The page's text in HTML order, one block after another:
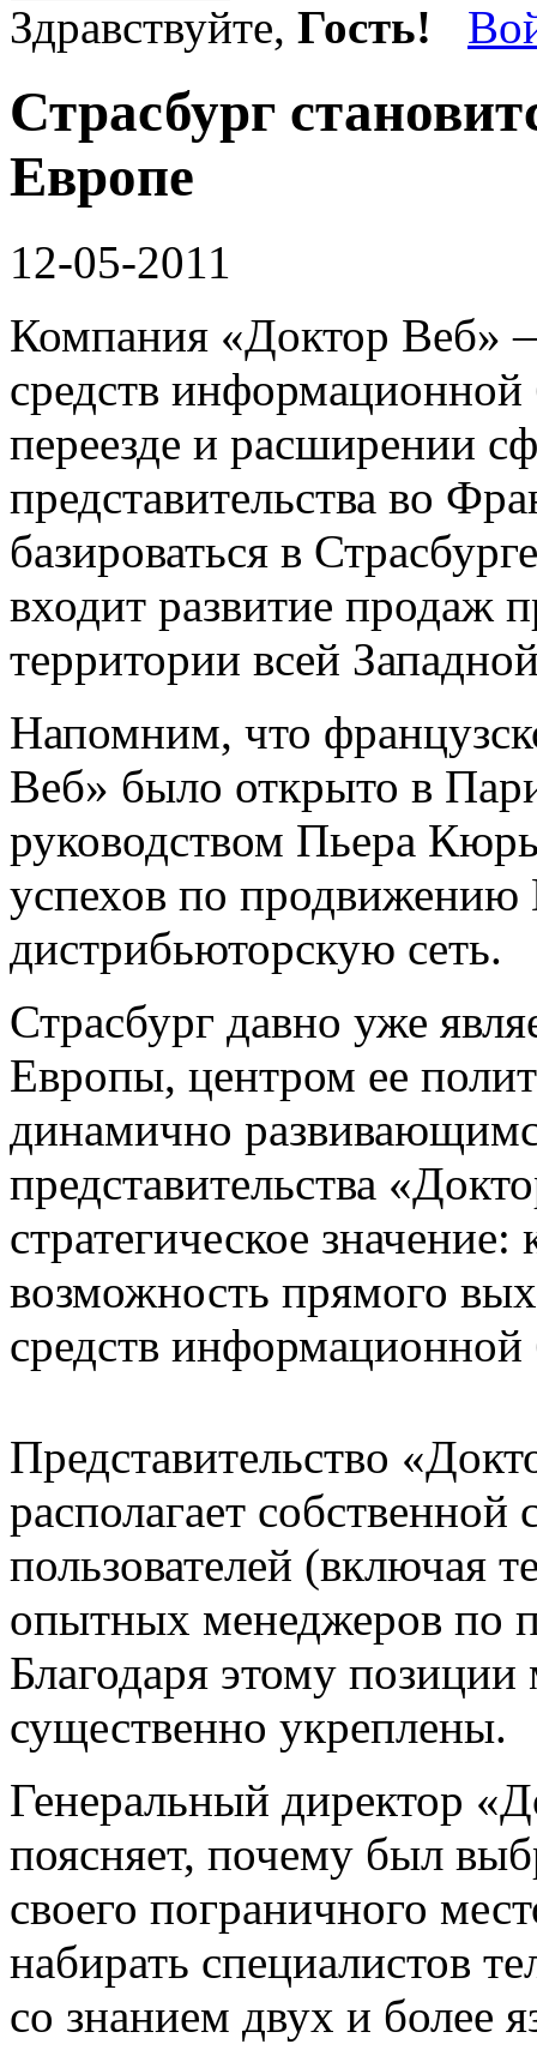
Здравствуйте, Гость!
Страсбург
Европе
12-05-2011
Компания «Доктор Веб»
средств
переезде и расширении
представительства во
базироваться в
входит развитие продаж
территории всей
Напомним, что
Веб» было открыто в
руководством Пьера
успехов по продвижению
дистрибьюторскую сеть.
Страсбург давно уже
Европы, центром ее
динамично
представительства
стратегическое
возможность прямого
средств информационной
Представительство
располагает
пользователей (включая
опытных менеджеров по
Благодаря этому
существенно укреплены.
Генеральный директор
поясняет, почему был
своего пограничного
набирать специалистов
со знанием двух и более